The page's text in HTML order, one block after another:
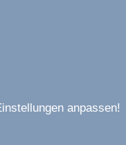
anpassen!